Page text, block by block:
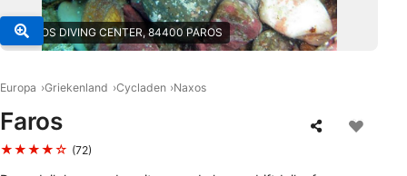
© PAROS DIVING CENTER, 84400 PAROS
Europa Griekenland Cycladen Naxos
Faros
★★★★☆ (72)